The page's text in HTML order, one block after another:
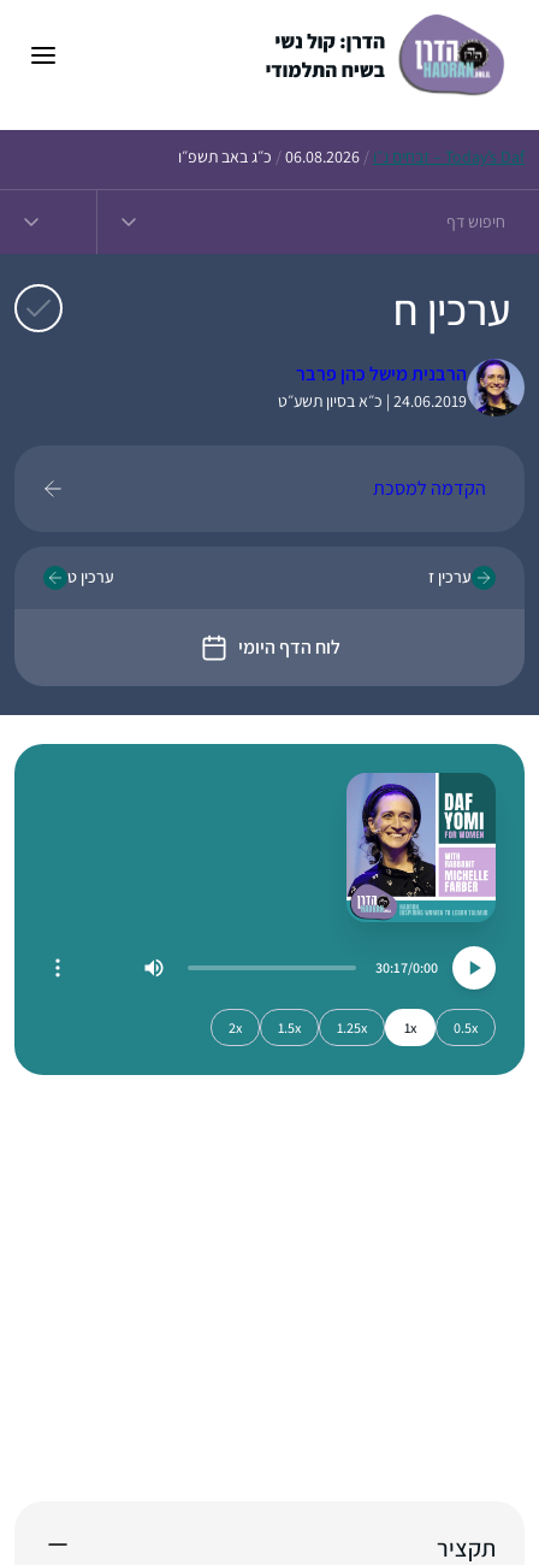
Today’s Daf – זבחים נ״ו /
06.08.2026
/ כ״ג באב תשפ״ו
ערכין ח
הרבנית מישל כהן פרבר
24.06.2019 | כ״א בסיון תשע״ט
הקדמה למסכת
ערכין ז
לוח הדף היומי
ערכין ט
0:00
30:17
0.5x
1x
1.25x
1.5x
2x
תקציר